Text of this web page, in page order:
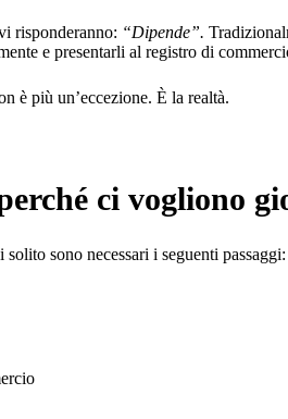
risponderanno: “Dipende”.
e presentarli al registro di
è più un’eccezione. È la realtà.
ci vogliono
sono necessari i seguenti passaggi: